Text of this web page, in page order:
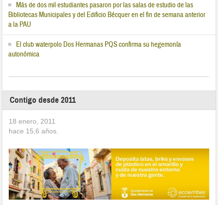
Más de dos mil estudiantes pasaron por las salas de estudio de las
Bibliotecas Municipales y del Edificio Bécquer en el fin de semana anterior
a la PAU
El club waterpolo Dos Hermanas PQS confirma su hegemonía
autonómica
Contigo desde 2011
18 enero, 2011
hace 15,6 años.